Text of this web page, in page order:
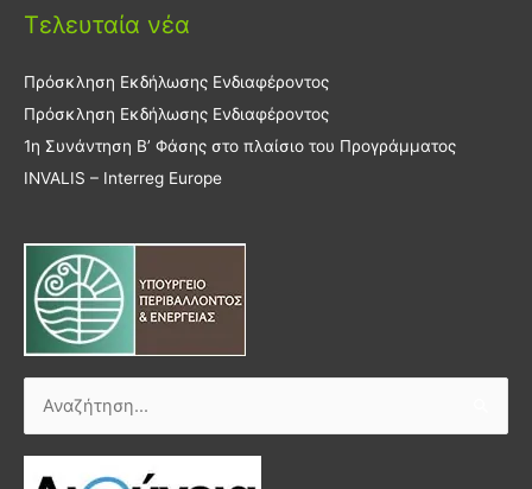
Τελευταία νέα
Πρόσκληση Εκδήλωσης Ενδιαφέροντος
Πρόσκληση Εκδήλωσης Ενδιαφέροντος
1η Συνάντηση Β’ Φάσης στο πλαίσιο του Προγράμματος
INVALIS – Interreg Europe
Αναζήτηση